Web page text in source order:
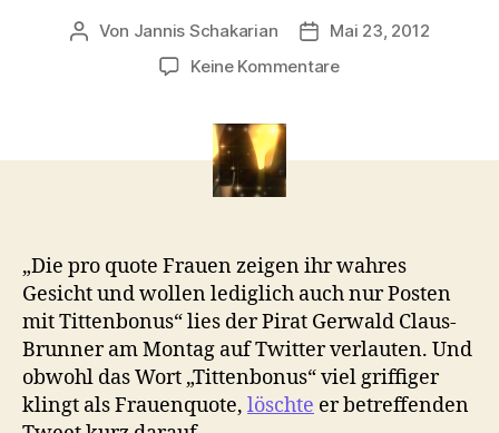
Beitragsautor
Von Jannis Schakarian
Mai 23, 2012
Keine Kommentarezu
zur
„Die pro quote Frauen zeigen ihr wahres
Gesicht und wollen lediglich auch nur Posten
mit Tittenbonus“ lies der Pirat Gerwald Claus-
Brunner am Montag auf Twitter verlauten. Und
obwohl das Wort „Tittenbonus“ viel griffiger
klingt als Frauenquote, löschte er betreffenden